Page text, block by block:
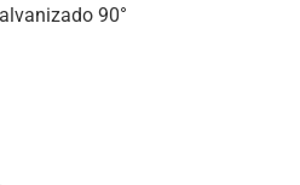
90°